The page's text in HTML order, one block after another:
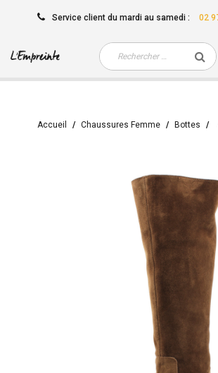
Service client du mardi au samedi : 02
Accueil Chaussures Femme Bottes